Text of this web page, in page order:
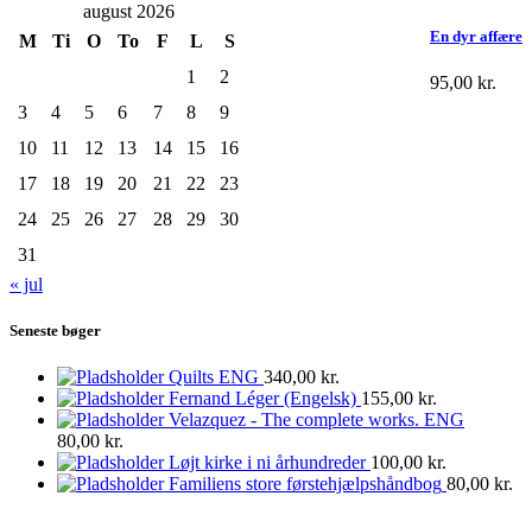
En dyr affære
95,00 kr.
august 2026
M
Ti O To F L
S
1
2
3
4 5 6 7 8
9
10
11 12 13 14 15
16
17
18 19 20 21 22
23
24
25 26 27 28 29
30
31
« jul
Seneste bøger
Quilts ENG 340,00 kr.
Fernand Léger (Engelsk) 155,00 kr.
Velazquez - The complete works. ENG
80,00 kr.
Løjt kirke i ni århundreder 100,00 kr.
Familiens store førstehjælpshåndbog 80,00 kr.